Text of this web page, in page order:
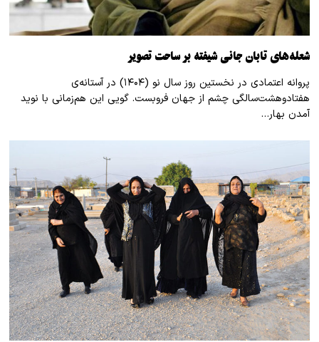
شعله‌های تابان جانی شیفته بر ساحت تصویر
پروانه اعتمادی در نخستین روز سال نو (۱۴۰۴) در آستانه‌ی
هفتادوهشت‌سالگی چشم از جهان فروبست. گویی این هم‌زمانی با نوید
آمدن بهار…